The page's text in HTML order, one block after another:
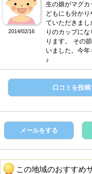
2014/02/16
生の娘がマグ
どもにも分か
ていただきまし
りのカップに
ります。 その
いました。今
♪
口コミを投稿
メールをする
この地域のおすすめ